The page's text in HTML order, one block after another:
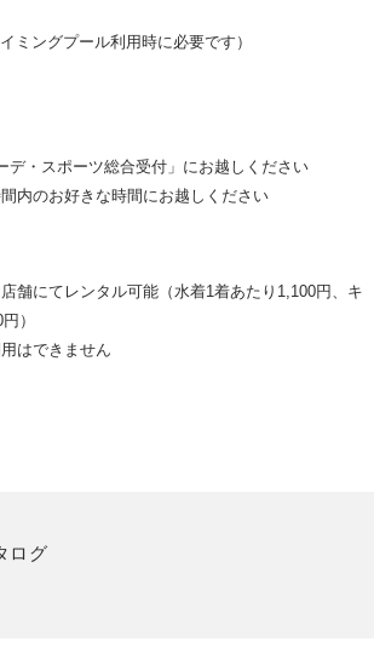
ミングプール利用時に必要です）
デ・スポーツ総合受付」にお越しください
内のお好きな時間にお越しください
舗にてレンタル可能（水着1着あたり1,100円、キ
）
はできません
ログ